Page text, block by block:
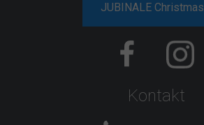
Kontakt
JUBINALE Christmas